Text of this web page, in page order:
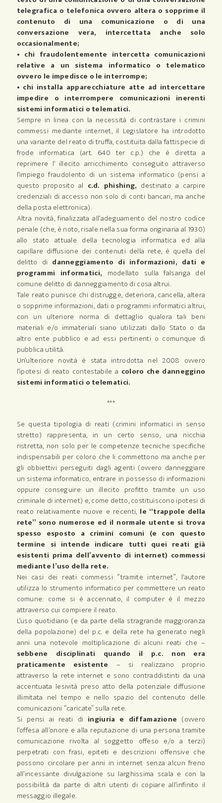
telegrafica o telefonica ovvero altera o sopprime il
contenuto di una comunicazione o di una
conversazione vera, intercettata anche solo
occasionalmente;
• chi fraudolentemente intercetta comunicazioni
relative a un sistema informatico o telematico
ovvero le impedisce o le interrompe;
• chi installa apparecchiature atte ad intercettare
impedire o interrompere comunicazioni inerenti
sistemi informatici o telematici.
Sempre in linea con la necessità di contrastare i crimini
commessi mediante internet, il Legislatore ha introdotto
una variante del reato di truffa, costituita dalla fattispecie di
frode informatica (art. 640 ter c.p.) che è diretta a
reprimere l’ illecito arricchimento conseguito attraverso
l’impiego fraudolento di un sistema informatico (pensi a
questo proposito al c.d. phishing, destinato a carpire
credenziali di accesso non solo di conti bancari, ma anche
della posta elettronica).
Altra novità, finalizzata all’adeguamento del nostro codice
penale (che, è noto, risale nella sua forma originaria al 1930)
allo stato attuale della tecnologia informatica ed alla
capillare diffusione dei contenuti della rete, è quella del
delitto di danneggiamento di informazioni, dati e
programmi informatici, modellato sulla falsariga del
comune delitto di danneggiamento di cosa altrui.
Tale reato punisce chi distrugge, deteriora, cancella, altera
o sopprime informazioni, dati o programmi informatici altrui,
con un ulteriore norma di dettaglio qualora tali beni
materiali e/o immateriali siano utilizzati dallo Stato o da
altro ente pubblico e ad essi pertinenti o comunque di
pubblica utilità.
Un’ulteriore novità è stata introdotta nel 2008 ovvero
l’ipotesi di reato contestabile a coloro che danneggino
sistemi informatici o telematici.
***
Se questa tipologia di reati (crimini informatici in senso
stretto) rappresenta, in un certo senso, una nicchia
ristretta, non solo per le competenze tecniche specifiche
indispensabili per coloro che li commettono ma anche per
gli obbiettivi perseguiti dagli agenti (ovvero danneggiare
un sistema informatico, entrare in possesso di informazioni
oppure conseguire un illecito profitto tramite un uso
criminale di internet) e, come detto, costituiscono ipotesi di
reato relativamente nuove e recenti, le “trappole della
rete” sono numerose ed il normale utente si trova
spesso esposto a crimini comuni (e con questo
termine si intende indicare tutti quei reati già
esistenti prima dell’avvento di internet) commessi
mediante l’uso della rete.
Nei casi dei reati commessi “tramite internet”, l’autore
utilizza lo strumento informatico per commettere un reato
comune: come si è accennato, il computer è il mezzo
attraverso cui compiere il reato.
L’uso quotidiano (e da parte della stragrande maggioranza
della popolazione) del p.c. e della rete ha generato negli
anni una notevole moltiplicazione di alcuni reati che –
sebbene disciplinati quando il p.c. non era
praticamente esistente – si realizzano proprio
attraverso la rete internet e sono contraddistinti da una
accentuata lesività preso atto della potenziale diffusione
illimitata nel tempo e nello spazio del contenuto delle
comunicazioni “caricate” sulla rete.
Si pensi ai reati di ingiuria e diffamazione (ovvero
l’offesa all’onore e alla reputazione di una persona tramite
comunicazione rivolta al soggetto offeso e/o a terzi)
perpetrati con frasi, epiteti e descrizioni offensive che
possono circolare per anni in internet senza alcun freno
all’incessante divulgazione su larghissima scala e con la
possibilità da parte di altri utenti di copiare all’infinito il
messaggio illegale.